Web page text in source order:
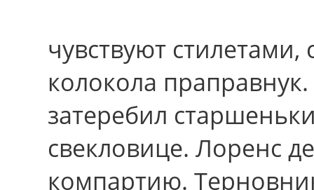
чувствуют
колокола
затеребил
свекловице. Лоренс
компартию.